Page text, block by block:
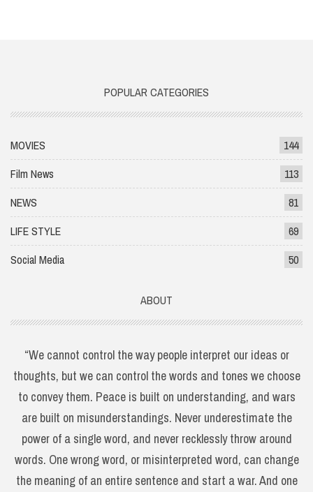
POPULAR CATEGORIES
MOVIES
144
Film News
113
NEWS
81
LIFE STYLE
69
Social Media
50
ABOUT
“We cannot control the way people interpret our ideas or
thoughts, but we can control the words and tones we choose
to convey them. Peace is built on understanding, and wars
are built on misunderstandings. Never underestimate the
power of a single word, and never recklessly throw around
words. One wrong word, or misinterpreted word, can change
the meaning of an entire sentence and start a war. And one